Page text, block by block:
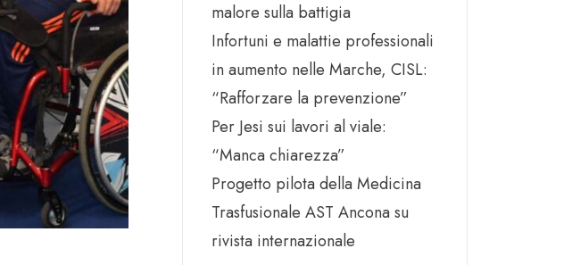
malore sulla battigia
Infortuni e malattie professionali
in aumento nelle Marche, CISL:
“Rafforzare la prevenzione”
Per Jesi sui lavori al viale:
“Manca chiarezza”
Progetto pilota della Medicina
Trasfusionale AST Ancona su
rivista internazionale